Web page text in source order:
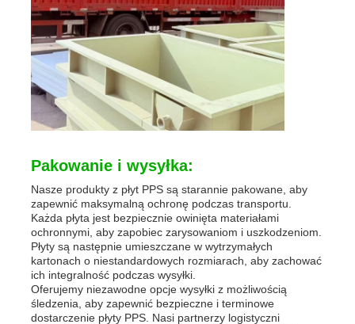
Pakowanie i wysyłka:
Nasze produkty z płyt PPS są starannie pakowane, aby
zapewnić maksymalną ochronę podczas transportu.
Każda płyta jest bezpiecznie owinięta materiałami
ochronnymi, aby zapobiec zarysowaniom i uszkodzeniom.
Płyty są następnie umieszczane w wytrzymałych
kartonach o niestandardowych rozmiarach, aby zachować
ich integralność podczas wysyłki.
Oferujemy niezawodne opcje wysyłki z możliwością
śledzenia, aby zapewnić bezpieczne i terminowe
dostarczenie płyty PPS. Nasi partnerzy logistyczni